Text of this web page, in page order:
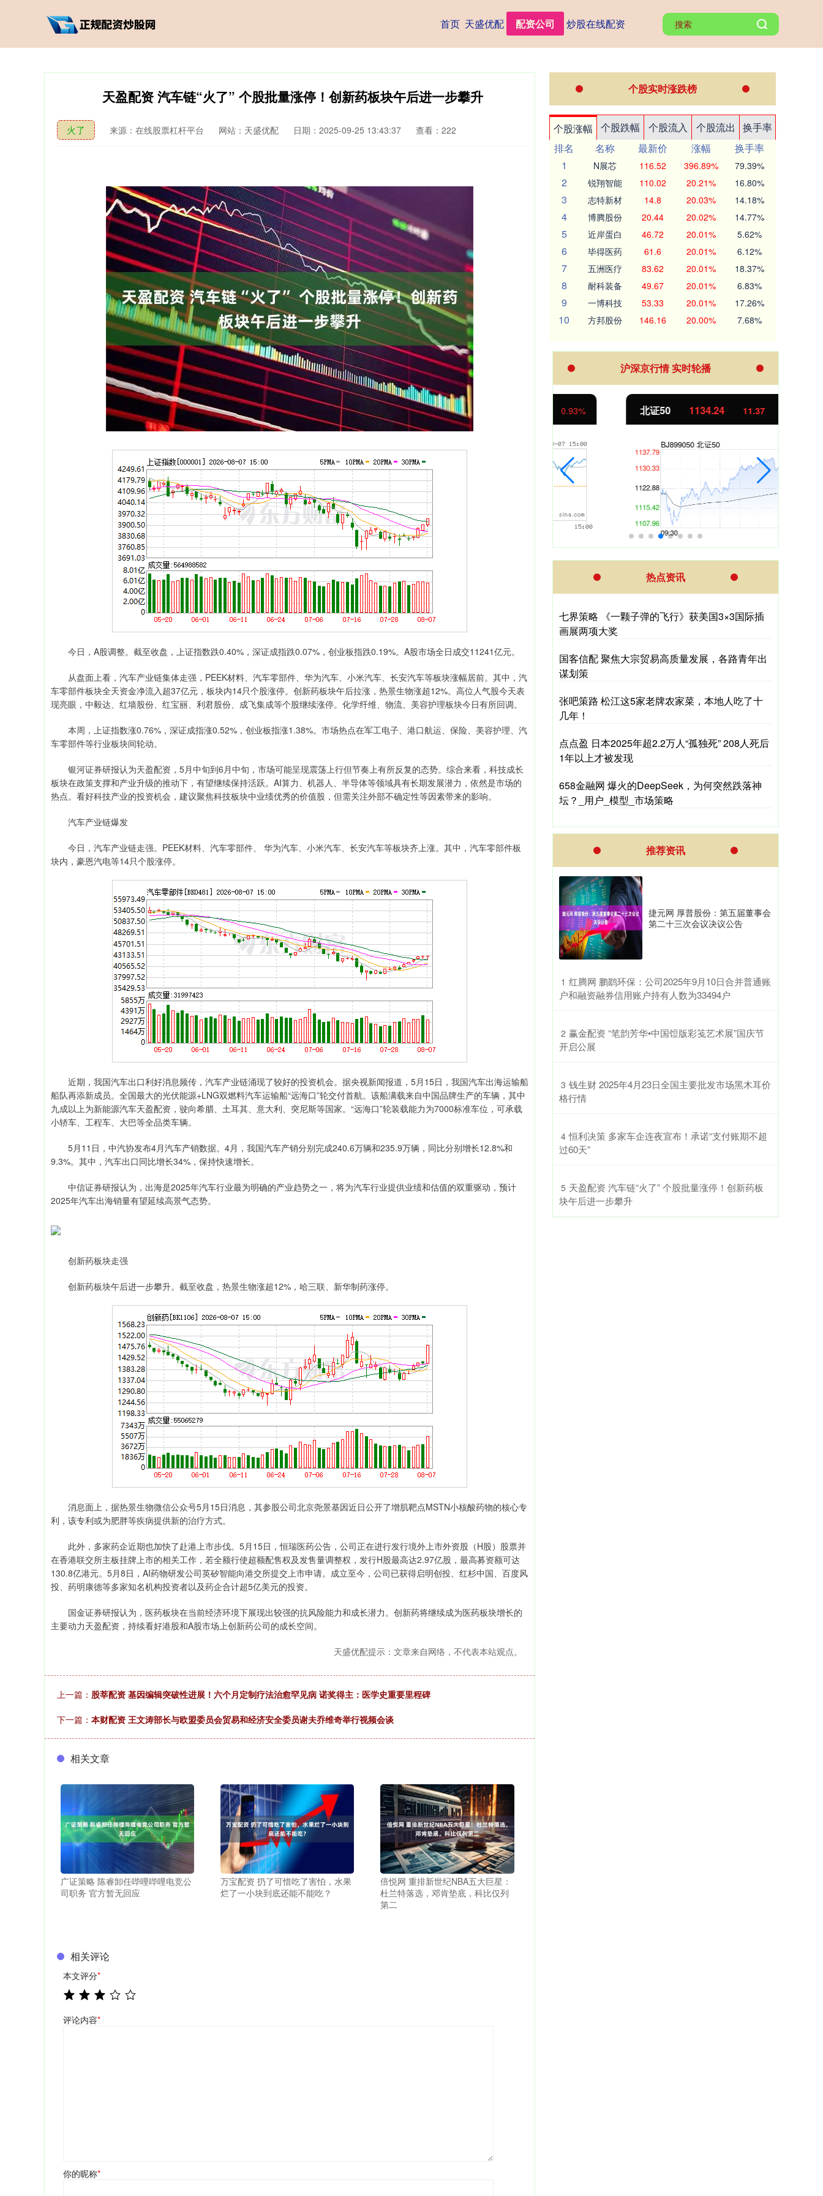
首页 天盛优配 配资公司 炒股在线配资
天盈配资 汽车链“火了” 个股批量涨停！创新药板块午后进一步攀升
火了 来源：在线股票杠杆平台 网站：天盛优配 日期：2025-09-25 13:43:37 查看：222
今日，A股调整。截至收盘，上证指数跌0.40%，深证成指跌0.07%，创业板指跌0.19%。A股市场全日成交11241亿元。
从盘面上看，汽车产业链集体走强，PEEK材料、汽车零部件、华为汽车、小米汽车、长安汽车等板块涨幅居前。其中，汽
车零部件板块全天资金净流入超37亿元，板块内14只个股涨停。创新药板块午后拉涨，热景生物涨超12%。高位人气股今天表
现亮眼，中毅达、红墙股份、红宝丽、利君股份、成飞集成等个股继续涨停。化学纤维、物流、美容护理板块今日有所回调。
本周，上证指数涨0.76%，深证成指涨0.52%，创业板指涨1.38%。市场热点在军工电子、港口航运、保险、美容护理、汽
车零部件等行业板块间轮动。
银河证券研报认为天盈配资，5月中旬到6月中旬，市场可能呈现震荡上行但节奏上有所反复的态势。综合来看，科技成长
板块在政策支撑和产业升级的推动下，有望继续保持活跃。AI算力、机器人、半导体等领域具有长期发展潜力，依然是市场的
热点。看好科技产业的投资机会，建议聚焦科技板块中业绩优秀的价值股，但需关注外部不确定性等因素带来的影响。
汽车产业链爆发
今日，汽车产业链走强。PEEK材料、汽车零部件、 华为汽车、小米汽车、长安汽车等板块齐上涨。其中，汽车零部件板
块内，豪恩汽电等14只个股涨停。
近期，我国汽车出口利好消息频传，汽车产业链涌现了较好的投资机会。据央视新闻报道，5月15日，我国汽车出海运输船
船队再添新成员。全国最大的光伏能源+LNG双燃料汽车运输船“远海口”轮交付首航。该船满载来自中国品牌生产的车辆，其中
九成以上为新能源汽车天盈配资，驶向希腊、土耳其、意大利、突尼斯等国家。“远海口”轮装载能力为7000标准车位，可承载
小轿车、工程车、大巴等全品类车辆。
5月11日，中汽协发布4月汽车产销数据。4月，我国汽车产销分别完成240.6万辆和235.9万辆，同比分别增长12.8%和
9.3%。其中，汽车出口同比增长34%，保持快速增长。
中信证券研报认为，出海是2025年汽车行业最为明确的产业趋势之一，将为汽车行业提供业绩和估值的双重驱动，预计
2025年汽车出海销量有望延续高景气态势。
创新药板块走强
创新药板块午后进一步攀升。截至收盘，热景生物涨超12%，哈三联、新华制药涨停。
消息面上，据热景生物微信公众号5月15日消息，其参股公司北京尧景基因近日公开了增肌靶点MSTN小核酸药物的核心专
利，该专利或为肥胖等疾病提供新的治疗方式。
此外，多家药企近期也加快了赴港上市步伐。5月15日，恒瑞医药公告，公司正在进行发行境外上市外资股（H股）股票并
在香港联交所主板挂牌上市的相关工作，若全额行使超额配售权及发售量调整权，发行H股最高达2.97亿股，最高募资额可达
130.8亿港元。5月8日，AI药物研发公司英矽智能向港交所提交上市申请。成立至今，公司已获得启明创投、红杉中国、百度风
投、药明康德等多家知名机构投资者以及药企合计超5亿美元的投资。
国金证券研报认为，医药板块在当前经济环境下展现出较强的抗风险能力和成长潜力。创新药将继续成为医药板块增长的
主要动力天盈配资，持续看好港股和A股市场上创新药公司的成长空间。
天盛优配提示：文章来自网络，不代表本站观点。
上一篇： 股莘配资 基因编辑突破性进展！六个月定制疗法治愈罕见病 诺奖得主：医学史重要里程碑
下一篇： 本财配资 王文涛部长与欧盟委员会贸易和经济安全委员谢夫乔维奇举行视频会谈
相关文章
广证策略 陈睿卸任哔哩哔哩电竞公
司职务 官方暂无回应
万宝配资 扔了可惜吃了害怕，水果
烂了一小块到底还能不能吃？
倍悦网 重排新世纪NBA五大巨星：
杜兰特落选，邓肯垫底，科比仅列
第二
相关评论
本文评分*
评论内容*
你的昵称*
个股实时涨跌榜
个股涨幅 个股跌幅 个股流入 个股流出
换手率
排名
名称 最新价 涨幅
换手率
1
N展芯 116.52 396.89% 79.39%
2 锐翔智能 110.02 20.21% 16.80%
3 志特新材 14.8 20.03% 14.18%
4 博腾股份 20.44 20.02% 14.77%
5 近岸蛋白 46.72 20.01% 5.62%
6 毕得医药 61.6 20.01% 6.12%
7 五洲医疗 83.62 20.01% 18.37%
8 耐科装备 49.67 20.01% 6.83%
9 一博科技 53.33 20.01% 17.26%
10 方邦股份 146.16 20.00% 7.68%
沪深京行情 实时轮播
深证成指 14311.01 200.89 1.42% 沪深300 4694.44 43.13 北证50 1134.24 11.37 1.01%
热点资讯
七界策略 《一颗子弹的飞行》获美国3×3国际插
画展两项大奖
国客信配 聚焦大宗贸易高质量发展，各路青年出
谋划策
张吧策路 松江这5家老牌农家菜，本地人吃了十
几年！
点点盈 日本2025年超2.2万人“孤独死” 208人死后
1年以上才被发现
658金融网 爆火的DeepSeek，为何突然跌落神
坛？_用户_模型_市场策略
推荐资讯
捷元网 厚普股份：第五届董事会
第二十三次会议决议公告
1 ​红腾网 鹏鹞环保：公司2025年9月10日合并普通账
户和融资融券信用账户持有人数为33494户
2 ​赢金配资 “笔韵芳华•中国饾版彩笺艺术展”国庆节
开启公展
3 ​钱生财 2025年4月23日全国主要批发市场黑木耳价
格行情
4 ​恒利决策 多家车企连夜宣布！承诺“支付账期不超
过60天”
5 ​天盈配资 汽车链“火了” 个股批量涨停！创新药板
块午后进一步攀升